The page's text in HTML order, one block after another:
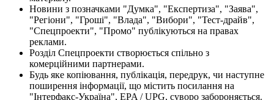
Новини з позначками "Думка", "Експертиза", "Заява",
"Регіони", "Гроші", "Влада", "Вибори", "Тест-драйв",
"Спецпроекти", "Промо" публікуються на правах
реклами.
Розділ Спецпроекти створюється спільно з
комерційними партнерами.
Будь яке копіювання, публікація, передрук, чи наступне
поширення інформації, що містить посилання на
"Інтерфакс-Україна", EPA / UPG, суворо забороняється.